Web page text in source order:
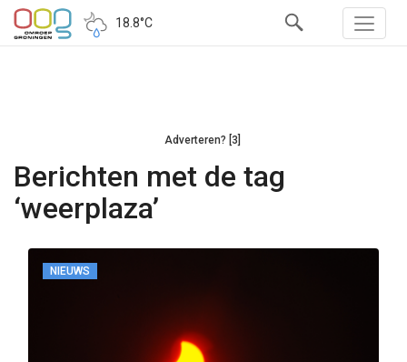
18.8°C
Adverteren? [3]
Berichten met de tag
‘weerplaza’
NIEUWS